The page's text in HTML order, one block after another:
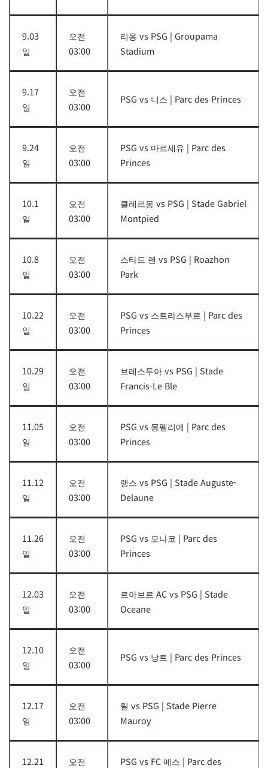
9.03
일
오전
03:00
리옹 vs PSG | Groupama
Stadium
9.17
일
오전
03:00
PSG vs 니스 | Parc des Princes
9.24
일
오전
03:00
PSG vs 마르세유 | Parc des
Princes
10.1
일
오전
03:00
클레르몽 vs PSG | Stade Gabriel
Montpied
10.8
일
오전
03:00
스타드 렌 vs PSG | Roazhon
Park
10.22
일
오전
03:00
PSG vs 스트라스부르 | Parc des
Princes
10.29
일
오전
03:00
브레스투아 vs PSG | Stade
Francis-Le Ble
11.05
일
오전
03:00
PSG vs 몽펠리에 | Parc des
Princes
11.12
일
오전
03:00
랭스 vs PSG | Stade Auguste-
Delaune
11.26
일
오전
03:00
PSG vs 모나코 | Parc des
Princes
12.03
일
오전
03:00
르아브르 AC vs PSG | Stade
Oceane
12.10
일
오전
03:00
PSG vs 낭트 | Parc des Princes
12.17
일
오전
03:00
릴 vs PSG | Stade Pierre
Mauroy
12.21
오전
PSG vs FC 메스 | Parc des